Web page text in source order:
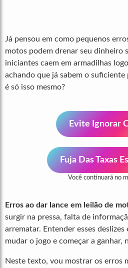
Já pensou em como pequenos
motos podem drenar seu dinheiro
iniciantes caem em armadilhas
achando que já sabem o suficiente
é só isso mesmo?
Evite Ignorar
Fuja Das Taxas
Você continuará no
Erros ao dar lance em leilão de
surgir na pressa, falta de
arrematar. Entender esses
mudar o jogo e começar a ganhar,
Neste texto, vou mostrar os erros